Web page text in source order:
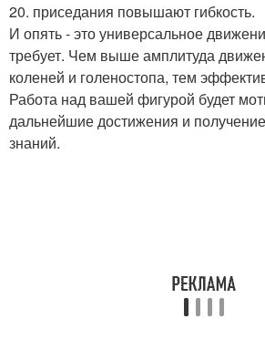
20. приседания повышают гибкость.
И опять - это универсальное
требует. Чем выше амплитуда
коленей и голеностопа, тем
Работа над вашей фигурой будет
дальнейшие достижения и
знаний.